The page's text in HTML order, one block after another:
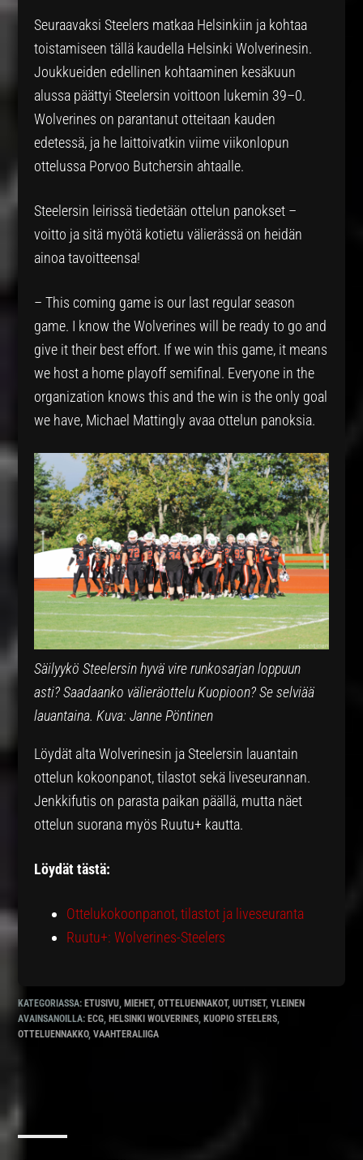
Seuraavaksi Steelers matkaa Helsinkiin ja kohtaa
toistamiseen tällä kaudella Helsinki Wolverinesin.
Joukkueiden edellinen kohtaaminen kesäkuun
alussa päättyi Steelersin voittoon lukemin 39–0.
Wolverines on parantanut otteitaan kauden
edetessä, ja he laittoivatkin viime viikonlopun
ottelussa Porvoo Butchersin ahtaalle.
Steelersin leirissä tiedetään ottelun panokset –
voitto ja sitä myötä kotietu välierässä on heidän
ainoa tavoitteensa!
– This coming game is our last regular season
game. I know the Wolverines will be ready to go and
give it their best effort. If we win this game, it means
we host a home playoff semifinal. Everyone in the
organization knows this and the win is the only goal
we have, Michael Mattingly avaa ottelun panoksia.
Säilyykö Steelersin hyvä vire runkosarjan loppuun
asti? Saadaanko välieräottelu Kuopioon? Se selviää
lauantaina. Kuva: Janne Pöntinen
Löydät alta Wolverinesin ja Steelersin lauantain
ottelun kokoonpanot, tilastot sekä liveseurannan.
Jenkkifutis on parasta paikan päällä, mutta näet
ottelun suorana myös Ruutu+ kautta.
Löydät tästä:
Ottelukokoonpanot, tilastot ja liveseuranta
Ruutu+: Wolverines-Steelers
KATEGORIASSA:ETUSIVU ,MIEHET,OTTELUENNAKOT,UUTISET,YLEINEN
AVAINSANOILLA:ECG ,HELSINKI WOLVERINES ,KUOPIO STEELERS
OTTELUENNAKKO,VAAHTERALIIGA